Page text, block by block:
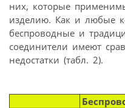
них, которые
изделию. Как и любые
беспроводные и
соединители имеют
недостатки (табл. 2).